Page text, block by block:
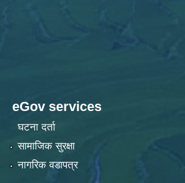
eGov services
घटना दर्ता
सामाजिक सुरक्षा
नागरिक वडापत्र